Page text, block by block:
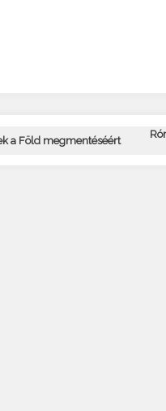
a Föld megmentéséért